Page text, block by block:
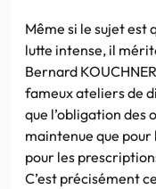
Même si le sujet est
lutte intense, il
Bernard
fameux ateliers de
que l’obligation des
maintenue que
pour les
C’est précisément